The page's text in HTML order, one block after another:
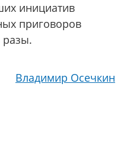
инициатив
приговоров
разы.
Владимир Осечкин